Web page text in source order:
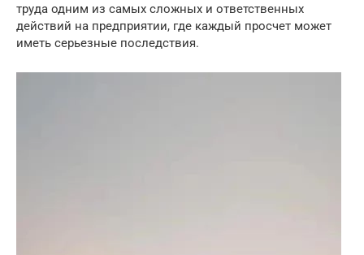
труда одним из самых сложных и ответственных
действий на предприятии, где каждый просчет может
иметь серьезные последствия.